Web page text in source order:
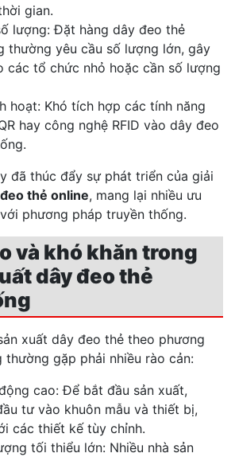
gian.
lượng: Đặt hàng dây đeo thẻ
thường yêu cầu số lượng lớn, gây
các tổ chức nhỏ hoặc cần số lượng
hoạt: Khó tích hợp các tính năng
hay công nghệ RFID vào dây đeo
đã thúc đẩy sự phát triển của giải
thẻ online, mang lại nhiều ưu
phương pháp truyền thống.
và khó khăn trong
dây đeo thẻ
xuất dây đeo thẻ theo phương
thường gặp phải nhiều rào cản:
cao: Để bắt đầu sản xuất,
tư vào khuôn mẫu và thiết bị,
các thiết kế tùy chỉnh.
tối thiểu lớn: Nhiều nhà sản